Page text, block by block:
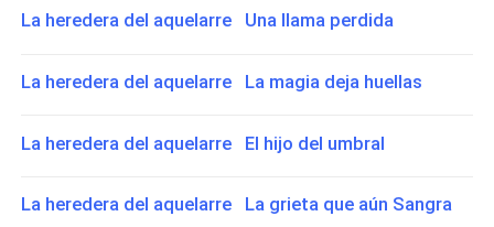
La heredera del aquelarre Una llama perdida
La heredera del aquelarre La magia deja huellas
La heredera del aquelarre El hijo del umbral
La heredera del aquelarre La grieta que aún Sangra